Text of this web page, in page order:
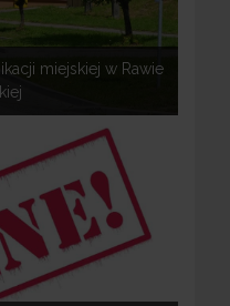
miejskiej w Rawie